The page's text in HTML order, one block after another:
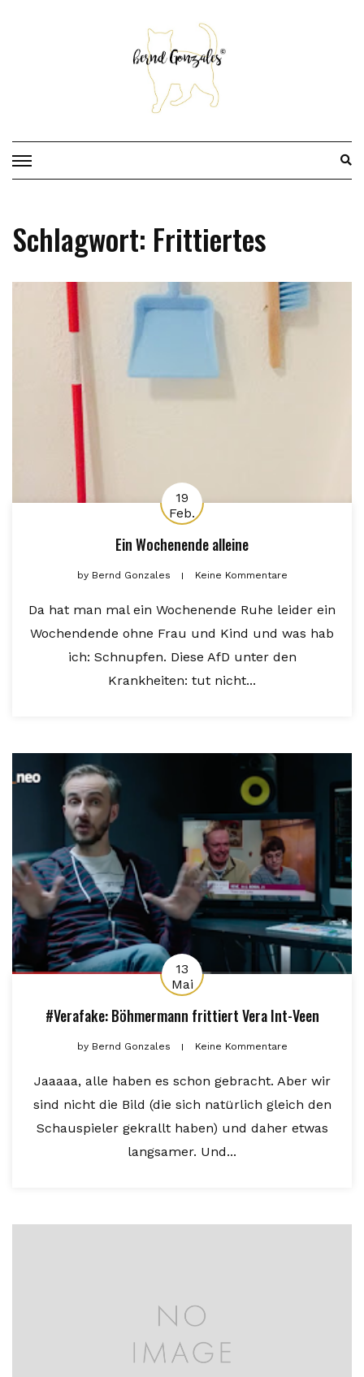
Schlagwort: Frittiertes
19
Feb.
Ein Wochenende alleine
byBernd Gonzales Keine Kommentare
Da hat man mal ein Wochenende Ruhe leider ein
Wochendende ohne Frau und Kind und was hab
ich: Schnupfen. Diese AfD unter den
Krankheiten: tut nicht...
13
Mai
#Verafake: Böhmermann frittiert Vera Int-Veen
byBernd Gonzales Keine Kommentare
Jaaaaa, alle haben es schon gebracht. Aber wir
sind nicht die Bild (die sich natürlich gleich den
Schauspieler gekrallt haben) und daher etwas
langsamer. Und...